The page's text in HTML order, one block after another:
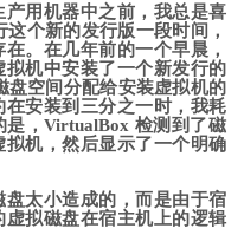
用机器中之前，我总是喜
个新的发行版一段时间，
。在几年前的一个早晨，
机中安装了一个新发行的
盘空间分配给安装虚拟机的
安装到三分之一时，我耗
，VirtualBox 检测到了磁
机，然后显示了一个明确
太小造成的，而是由于宿
拟磁盘在宿主机上的逻辑